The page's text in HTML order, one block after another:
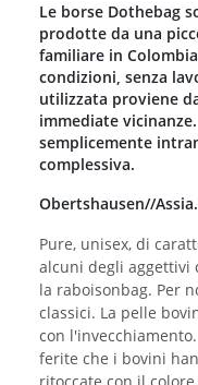
Le borse Dothebag
prodotte da una
familiare in
condizioni, senza
utilizzata proviene
immediate
semplicemente
complessiva.
Obertshausen//Assia.
Pure, unisex, di
alcuni degli aggettivi
la raboisonbag. Per
classici. La pelle
con
ferite che i bovini